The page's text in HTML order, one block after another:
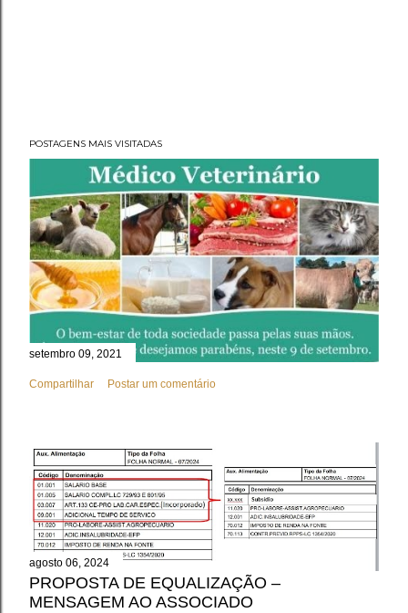
POSTAGENS MAIS VISITADAS
setembro 09, 2021
Compartilhar Postar um comentário
agosto 06, 2024
PROPOSTA DE EQUALIZAÇÃO –
MENSAGEM AO ASSOCIADO